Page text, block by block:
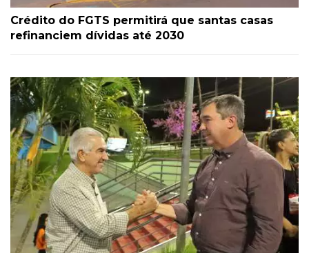
Crédito do FGTS permitirá que santas casas
refinanciem dívidas até 2030